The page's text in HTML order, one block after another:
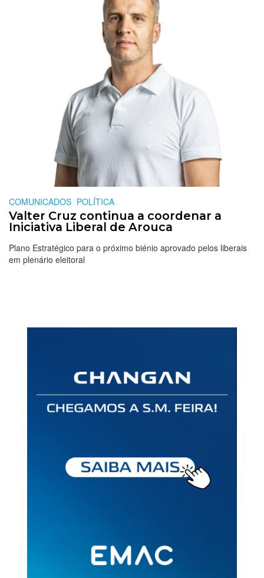
COMUNICADOS POLÍTICA
Valter Cruz continua a coordenar a
Iniciativa Liberal de Arouca
Plano Estratégico para o próximo biénio aprovado pelos liberais
em plenário eleitoral